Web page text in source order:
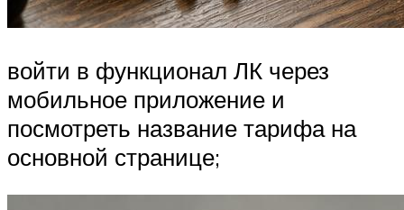
войти в функционал ЛК через
мобильное приложение и
посмотреть название тарифа на
основной странице;